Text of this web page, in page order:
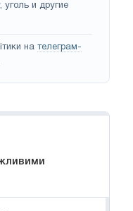
уголь и другие
на телеграм-